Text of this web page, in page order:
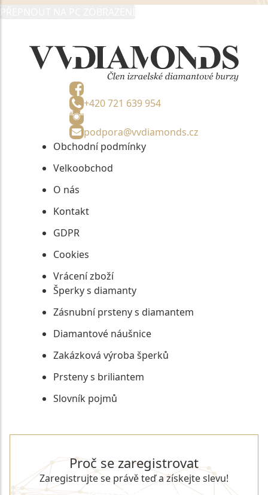
+420 721 639 954
podpora@vvdiamonds.cz
Obchodní podmínky
Velkoobchod
O nás
Kontakt
GDPR
Cookies
Vrácení zboží
Šperky s diamanty
Zásnubní prsteny s diamantem
Diamantové náušnice
Zakázková výroba šperků
Prsteny s briliantem
Slovník pojmů
Proč se zaregistrovat
Zaregistrujte se právě teď a získejte slevu!